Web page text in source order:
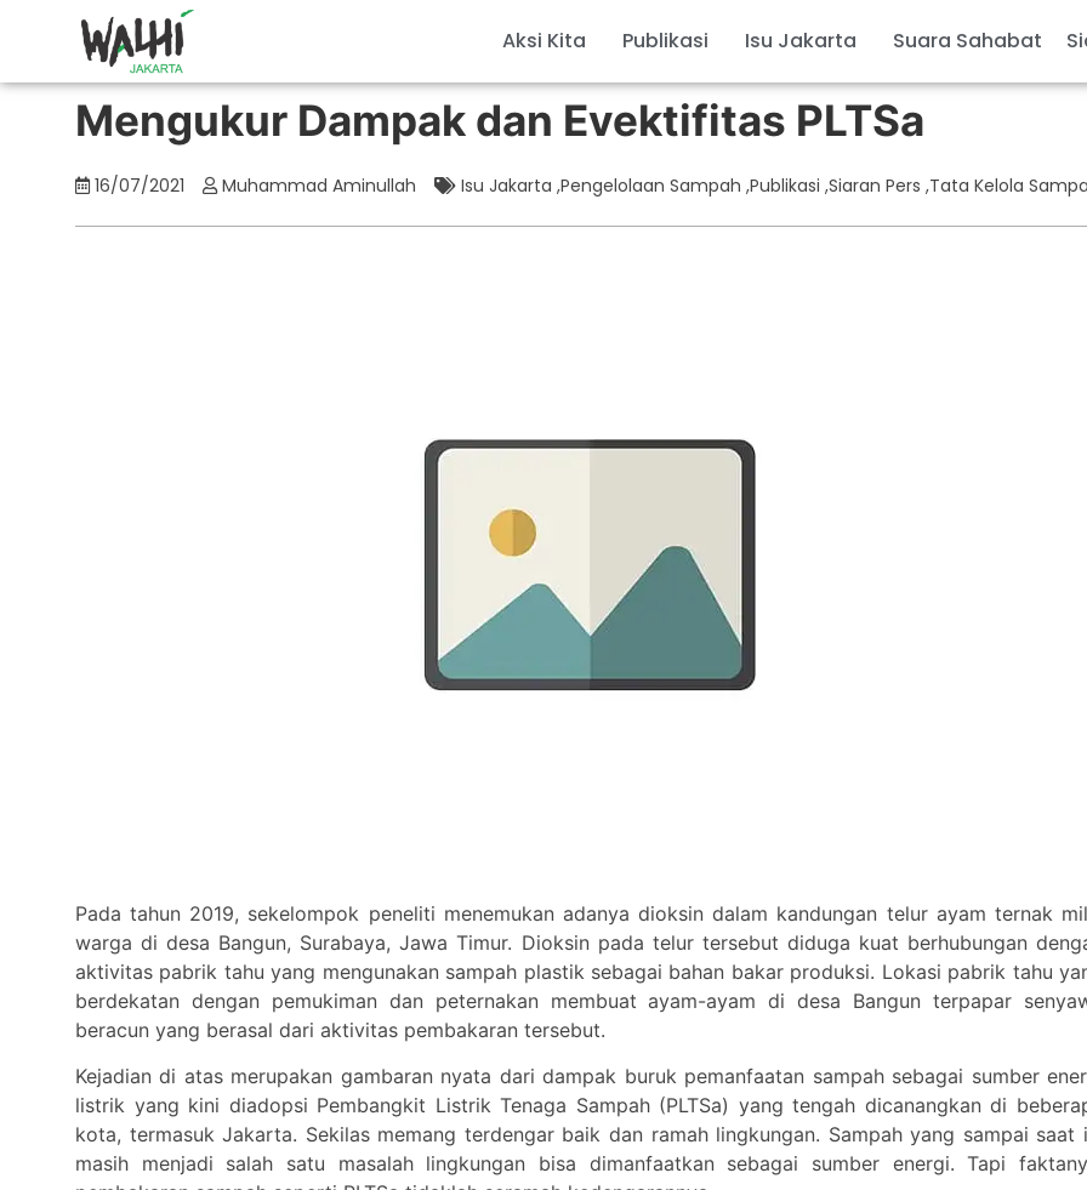
Aksi Kita Publikasi Isu Jakarta Suara Sahabat
Mengukur Dampak dan Evektifitas PLTSa
16/07/2021 Muhammad Aminullah Isu Jakarta ,Pengelolaan Sampah ,Publikasi ,Siaran Pers ,Tata Kelola
Pada tahun 2019, sekelompok peneliti menemukan adanya dioksin dalam kandungan telur ayam ternak
warga di desa Bangun, Surabaya, Jawa Timur. Dioksin pada telur tersebut diduga kuat berhubungan
aktivitas pabrik tahu yang mengunakan sampah plastik sebagai bahan bakar produksi. Lokasi pabrik tahu
berdekatan dengan pemukiman dan peternakan membuat ayam-ayam di desa Bangun terpapar
beracun yang berasal dari aktivitas pembakaran tersebut.
Kejadian di atas merupakan gambaran nyata dari dampak buruk pemanfaatan sampah sebagai sumber
listrik yang kini diadopsi Pembangkit Listrik Tenaga Sampah (PLTSa) yang tengah dicanangkan di
kota, termasuk Jakarta. Sekilas memang terdengar baik dan ramah lingkungan. Sampah yang sampai saat
masih menjadi salah satu masalah lingkungan bisa dimanfaatkan sebagai sumber energi. Tapi